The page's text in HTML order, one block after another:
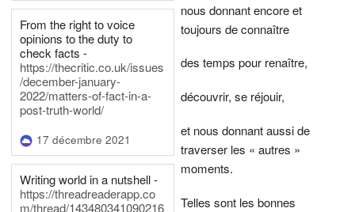
From the right to voice
opinions to the duty to
check facts -
https://thecritic.co.uk/issues
/december-january-
2022/matters-of-fact-in-a-
post-truth-world/
17 décembre 2021
Writing world in a nutshell -
https://threadreaderapp.co
m/thread/143480341090216
nous donnant encore et
toujours de connaître
des temps pour renaître,
découvrir, se réjouir,
et nous donnant aussi de
traverser les « autres »
moments.
Telles sont les bonnes